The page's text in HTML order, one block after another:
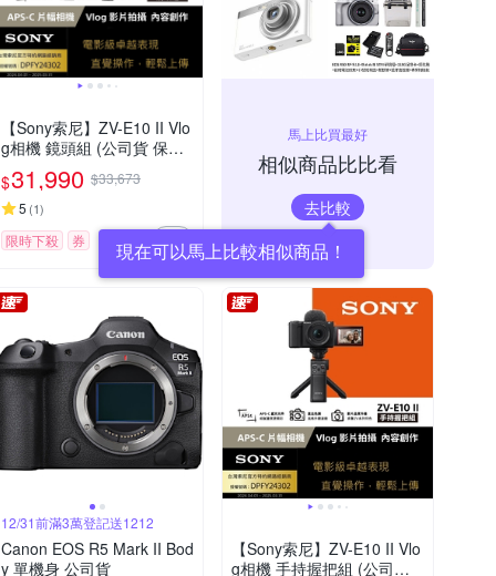
【Sony索尼】ZV-E10 II Vlo
g相機 鏡頭組 (公司貨 保固1
8+6個月)
$31,990 $33,673
5 (1)
限時下殺 券
馬上比買最好
相似商品比比看
去比較
12/31前滿3萬登記送1212
Canon EOS R5 Mark II Bod
y 單機身 公司貨
【Sony索尼】ZV-E10 II Vlo
g相機 手持握把組 (公司貨